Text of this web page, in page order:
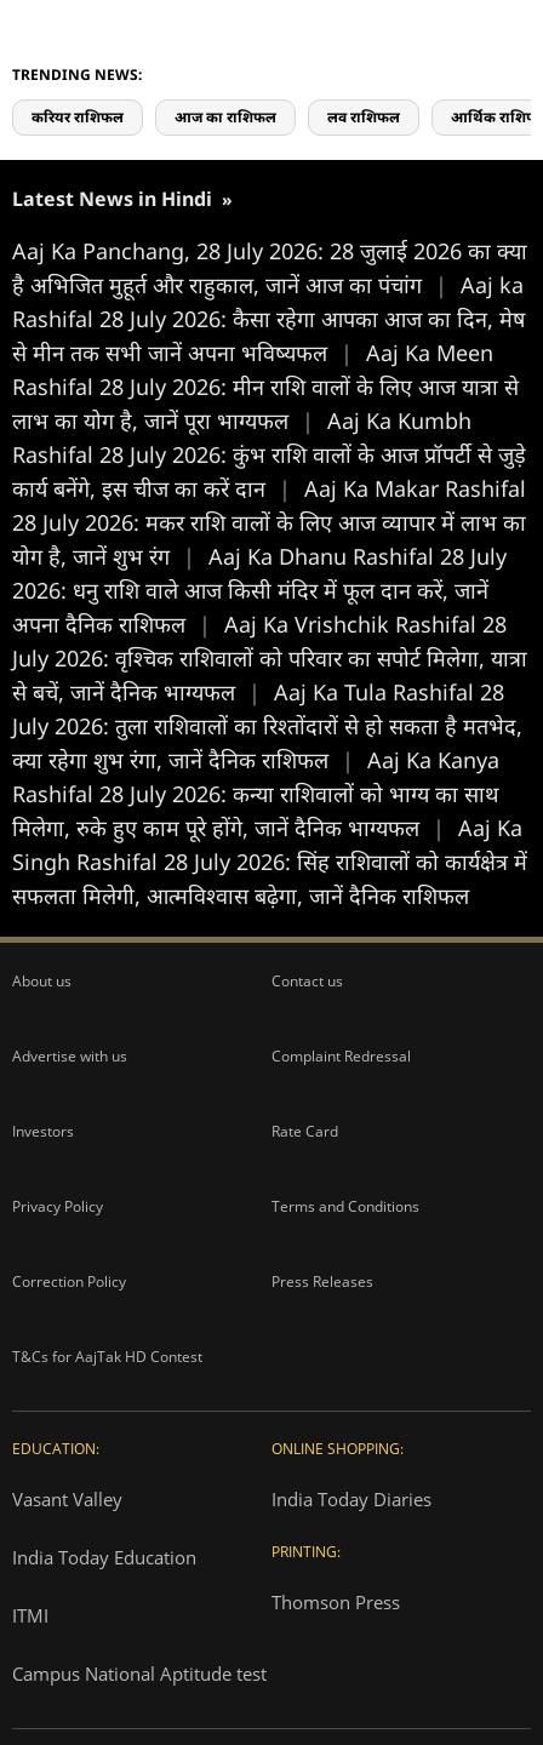
TRENDING NEWS:
करियर राशिफल आज का राशिफल लव राशिफल आर्थिक
Latest News in Hindi »
Aaj Ka Panchang, 28 July 2026: 28 जुलाई 2026 का क्या
है अभिजित मुहूर्त और राहुकाल, जानें आज का पंचांग |
Aaj ka
Rashifal 28 July 2026: कैसा रहेगा आपका आज का द‍िन, मेष
से मीन तक सभी जानें अपना भविष्यफल |
Aaj Ka Meen
Rashifal 28 July 2026: मीन राशि वालों के लिए आज यात्रा से
लाभ का योग है, जानें पूरा भाग्यफल |
Aaj Ka Kumbh
Rashifal 28 July 2026: कुंभ राशि वालों के आज प्रॉपर्टी से जुड़े
कार्य बनेंगे, इस चीज का करें दान |
Aaj Ka Makar Rashifal
28 July 2026: मकर राशि वालों के लिए आज व्यापार में लाभ का
योग है, जानें शुभ रंग |
Aaj Ka Dhanu Rashifal 28 July
2026: धनु राशि वाले आज किसी मंदिर में फूल दान करें, जानें
अपना दैनिक राशिफल |
Aaj Ka Vrishchik Rashifal 28
July 2026: वृश्चिक राशिवालों को परिवार का सपोर्ट मिलेगा, यात्रा
से बचें, जानें दैनिक भाग्यफल |
Aaj Ka Tula Rashifal 28
July 2026: तुला राशिवालों का रिश्तोंदारों से हो सकता है मतभेद,
क्या रहेगा शुभ रंगा, जानें दैनिक राशिफल |
Aaj Ka Kanya
Rashifal 28 July 2026: कन्या राशिवालों को भाग्य का साथ
मिलेगा, रुके हुए काम पूरे होंगे, जानें दैनिक भाग्यफल |
Aaj Ka
Singh Rashifal 28 July 2026: सिंह राशिवालों को कार्यक्षेत्र में
सफलता मिलेगी, आत्मविश्वास बढ़ेगा, जानें दैनिक राशिफल
About us Contact us
Advertise with us Complaint Redressal
Investors Rate Card
Privacy Policy Terms and Conditions
Correction Policy Press Releases
T&Cs for AajTak HD Contest
EDUCATION:
Vasant Valley
India Today Education
ITMI
Campus National Aptitude test
ONLINE SHOPPING:
India Today Diaries
PRINTING:
Thomson Press